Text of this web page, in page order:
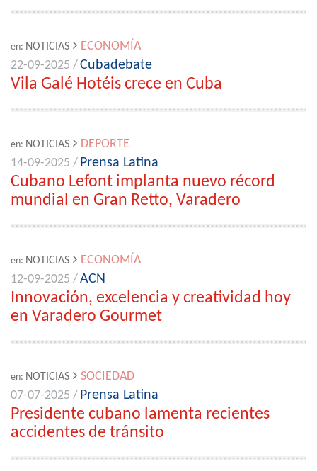
en: NOTICIAS
ECONOMÍA
22-09-2025 /Cubadebate
Vila Galé Hotéis crece en Cuba
en: NOTICIAS
DEPORTE
14-09-2025 / Prensa Latina
Cubano Lefont implanta nuevo récord
mundial en Gran Retto, Varadero
en: NOTICIAS
ECONOMÍA
12-09-2025 /ACN
Innovación, excelencia y creatividad hoy
en Varadero Gourmet
en: NOTICIAS
SOCIEDAD
07-07-2025 / Prensa Latina
Presidente cubano lamenta recientes
accidentes de tránsito